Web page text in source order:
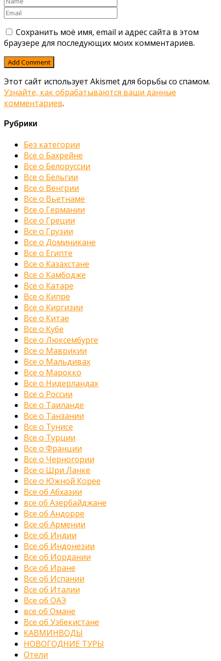
Сохранить моё имя, email и адрес сайта в этом
браузере для последующих моих комментариев.
Этот сайт использует Akismet для борьбы со спамом.
Узнайте, как обрабатываются ваши данные
комментариев.
Рубрики
Без категории
Все о Бахрейне
Все о Белоруссии
Все о Бельгии
Все о Венгрии
Все о Вьетнаме
Все о Германии
Все о Греции
Все о Грузии
Все о Доминикане
Все о Египте
Все о Казахстане
Все о Камбодже
Все о Катаре
Все о Кипре
Все о Киргизии
Все о Китае
Все о Кубе
Все о Люксембурге
Все о Маврикии
Все о Мальдивах
Все о Марокко
Все о Нидерландах
Все о России
Все о Таиланде
Все о Танзании
Все о Тунисе
Все о Турции
Все о Франции
Все о Черногории
Все о Шри Ланке
Все о Южной Корее
Все об Абхазии
все об Азербайджане
Все об Андорре
Все об Армении
Все об Индии
Все об Индонезии
Все об Иордании
Все об Иране
Все об Испании
Все об Италии
Все об ОАЭ
все об Омане
Все об Узбекистане
КАВМИНВОДЫ
НОВОГОДНИЕ ТУРЫ
Отели